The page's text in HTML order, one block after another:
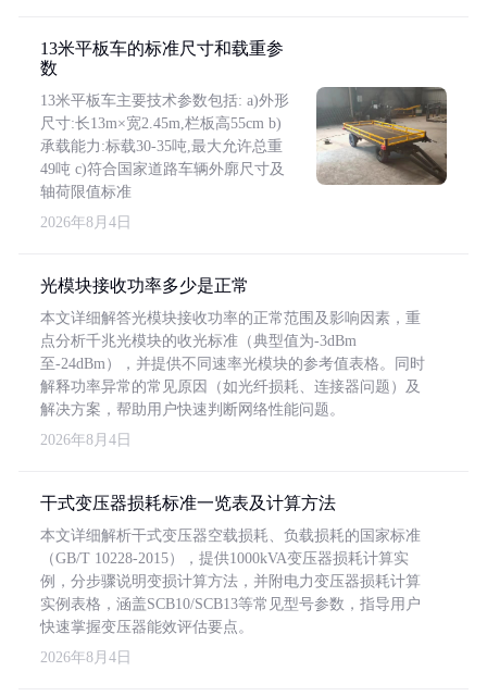
13米平板车的标准尺寸和载重参
数
13米平板车主要技术参数包括: a)外形
尺寸:长13m×宽2.45m,栏板高55cm b)
承载能力:标载30-35吨,最大允许总重
49吨 c)符合国家道路车辆外廓尺寸及
轴荷限值标准
2026年8月4日
光模块接收功率多少是正常
本文详细解答光模块接收功率的正常范围及影响因素，重
点分析千兆光模块的收光标准（典型值为-3dBm
至-24dBm），并提供不同速率光模块的参考值表格。同时
解释功率异常的常见原因（如光纤损耗、连接器问题）及
解决方案，帮助用户快速判断网络性能问题。
2026年8月4日
干式变压器损耗标准一览表及计算方法
本文详细解析干式变压器空载损耗、负载损耗的国家标准
（GB/T 10228-2015），提供1000kVA变压器损耗计算实
例，分步骤说明变损计算方法，并附电力变压器损耗计算
实例表格，涵盖SCB10/SCB13等常见型号参数，指导用户
快速掌握变压器能效评估要点。
2026年8月4日